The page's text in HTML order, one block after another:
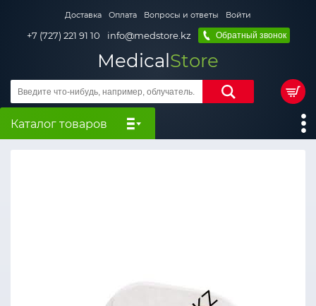
Доставка Оплата Вопросы и ответы Войти
+7 (727) 221 91 10 info@medstore.kz Обратный звонок
MedicalStore
Каталог товаров